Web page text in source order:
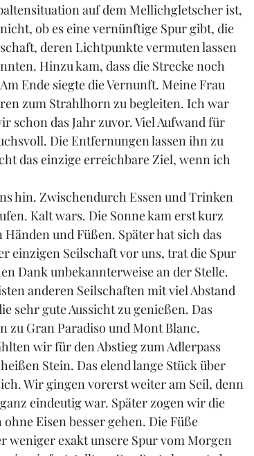
auf dem Mellichgletscher ist,
ob es eine vernünftige Spur gibt, die
deren Lichtpunkte vermuten lassen
Hinzu kam, dass die Strecke noch
Ende siegte die Vernunft. Meine Frau
zum Strahlhorn zu begleiten. Ich war
schon das Jahr zuvor. Viel Aufwand für
Die Entfernungen lassen ihn zu
das einzige erreichbare Ziel, wenn ich
hin. Zwischendurch Essen und Trinken
Kalt wars. Die Sonne kam erst kurz
und Füßen. Später hat sich das
einzigen Seilschaft vor uns, trat die Spur
Dank unbekannterweise an der Stelle.
anderen Seilschaften mit viel Abstand
sehr gute Aussicht zu genießen. Das
zu Gran Paradiso und Mont Blanc.
wir für den Abstieg zum Adlerpass
Stein. Das elend lange Stück über
Wir gingen vorerst weiter am Seil, denn
eindeutig war. Später zogen wir die
Eisen besser gehen. Die Füße
weniger exakt unsere Spur vom Morgen